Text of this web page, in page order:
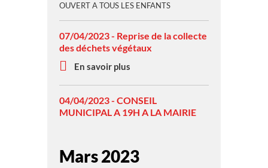
OUVERT A TOUS LES ENFANTS
07/04/2023 - Reprise de la collecte
des déchets végétaux
En savoir plus
04/04/2023 - CONSEIL
MUNICIPAL A 19H A LA MAIRIE
Mars 2023